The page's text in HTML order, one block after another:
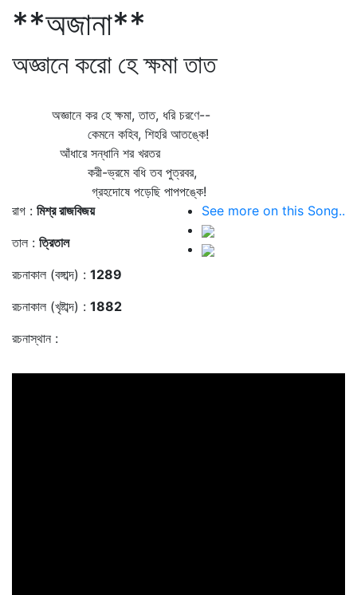
**অজানা**
অজ্ঞানে করো হে ক্ষমা তাত
অজ্ঞানে কর হে ক্ষমা, তাত, ধরি চরণে--
কেমনে কহিব, শিহরি আতঙ্কে!
আঁধারে সন্ধানি শর খরতর
করী-ভ্রমে বধি তব পুত্রবর,
গ্রহদোষে পড়েছি পাপপঙ্কে!
রাগ : মিশ্র রাজবিজয়
তাল : ত্রিতাল
রচনাকাল (বঙ্গাব্দ) : 1289
রচনাকাল (খৃষ্টাব্দ) : 1882
রচনাস্থান :
See more on this Song..